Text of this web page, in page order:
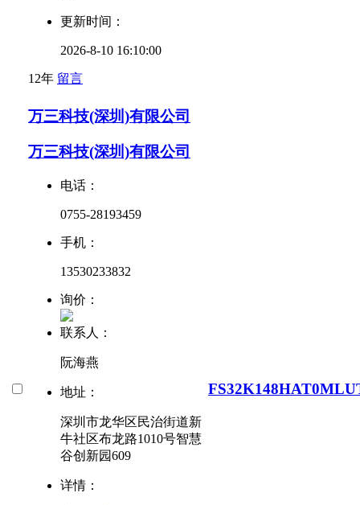
更新时间：
2026-8-10 16:10:00
12年 留言
万三科技(深圳)有限公司
万三科技(深圳)有限公司
电话：
0755-28193459
手机：
13530233832
询价：
联系人：
阮海燕
地址：
深圳市龙华区民治街道新
牛社区布龙路1010号智慧
谷创新园609
详情：